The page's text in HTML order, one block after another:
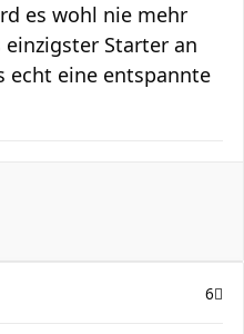
es wohl nie mehr
Starter an
echt eine entspannte
6